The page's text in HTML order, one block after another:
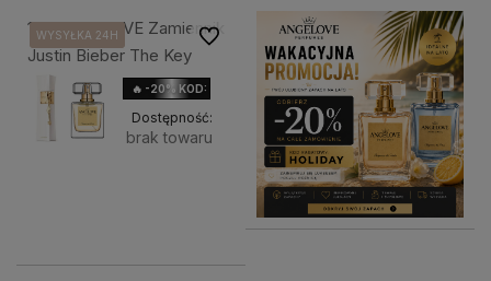
181. ANGELOVE Zamiennik
Justin Bieber The Key
🔥 -20% KOD: HOLIDAY
WYSYŁKA 24H
WYSYŁKA 24H
WYSYŁKA 24H
Dostępność:
brak towaru
Pojemność:
10ml TESTER
50ml
Powiadom o
dostępności
Do ulubionych